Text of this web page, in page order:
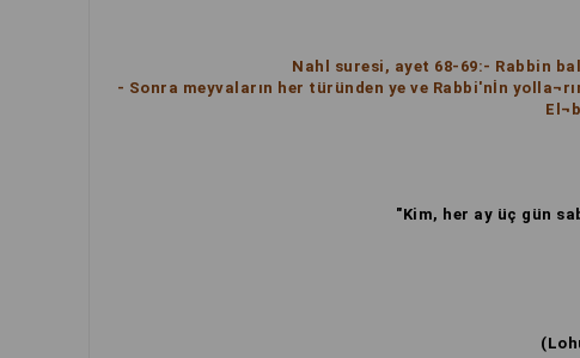
Nahl suresi, ayet 68-69:- Rabbin
- Sonra meyvaların her türünden ye ve Rabbi'nİn
"Kim, her ay üç gün